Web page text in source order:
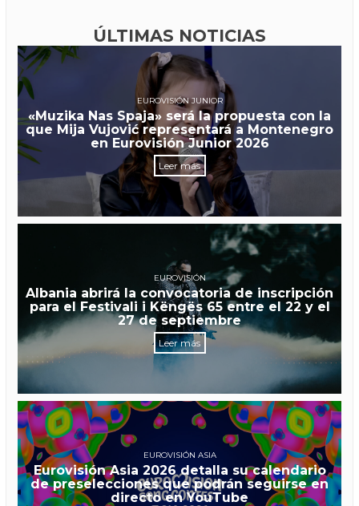
ÚLTIMAS NOTICIAS
EUROVISIÓN JUNIOR
«Muzika Nas Spaja» será la propuesta con la
que Mija Vujović representará a Montenegro
en Eurovisión Junior 2026
Leer más
EUROVISIÓN
Albania abrirá la convocatoria de inscripción
para el Festivali i Këngës 65 entre el 22 y el
27 de septiembre
Leer más
EUROVISIÓN ASIA
Eurovisión Asia 2026 detalla su calendario
de preselecciones que podrán seguirse en
directo en YouTube